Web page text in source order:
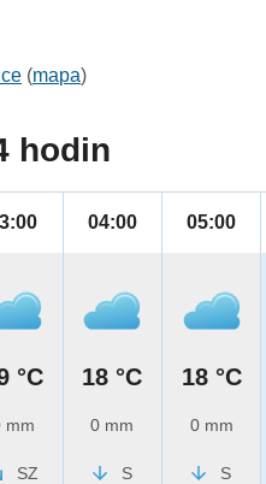
(mapa)
hodin
°C
mm
SZ
04:00
18 °C
0 mm
S
05:00
18 °C
0 mm
S